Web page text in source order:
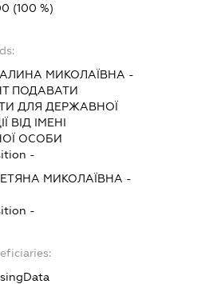
(100 %)
МИКОЛАЇВНА -
ПОДАВАТИ
ДЛЯ ДЕРЖАВНОЇ
ВІД ІМЕНІ
ОСОБИ
-
МИКОЛАЇВНА -
-